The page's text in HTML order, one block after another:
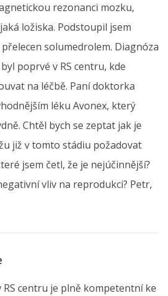
rezonanci mozku,
ložiska. Podstoupil jsem
solumedrolem. Diagnóza
poprvé v RS centru, kde
na léčbě. Paní doktorka
léku Avonex, který
Chtěl bych se zeptat jak je
již v tomto stádiu požadovat
jsem četl, že je nejúčinnější?
vliv na reprodukci? Petr,
centru je plně kompetentní ke